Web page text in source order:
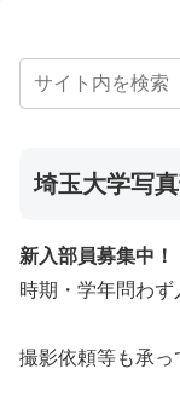
埼玉大学写
新入部員募集中！
時期・学年問わず
撮影依頼等も承っ